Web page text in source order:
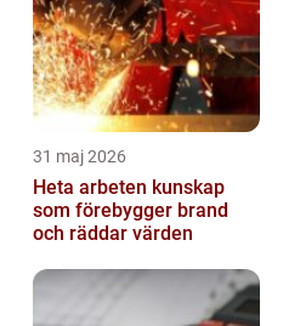
31 maj 2026
Heta arbeten kunskap
som förebygger brand
och räddar värden